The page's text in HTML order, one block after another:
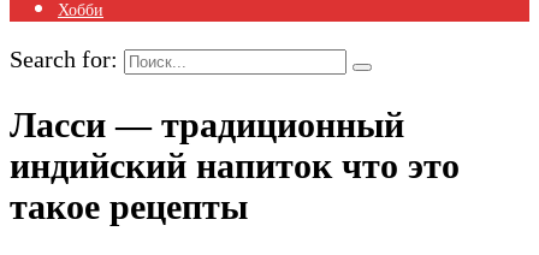
Хобби
Search for:
Ласси — традиционный
индийский напиток что это
такое рецепты